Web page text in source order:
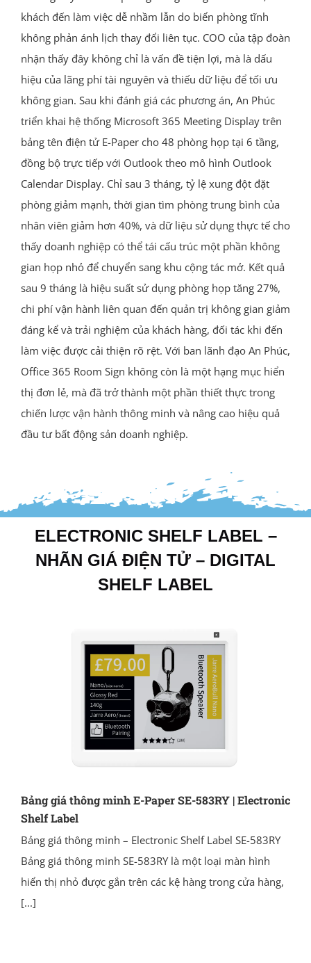
khách đến làm việc dễ nhầm lẫn do biển phòng tĩnh
không phản ánh lịch thay đổi liên tục. COO của tập đoàn
nhận thấy đây không chỉ là vấn đề tiện lợi, mà là dấu
hiệu của lãng phí tài nguyên và thiếu dữ liệu để tối ưu
không gian. Sau khi đánh giá các phương án, An Phúc
triển khai hệ thống Microsoft 365 Meeting Display trên
bảng tên điện tử E-Paper cho 48 phòng họp tại 6 tầng,
đồng bộ trực tiếp với Outlook theo mô hình Outlook
Calendar Display. Chỉ sau 3 tháng, tỷ lệ xung đột đặt
phòng giảm mạnh, thời gian tìm phòng trung bình của
nhân viên giảm hơn 40%, và dữ liệu sử dụng thực tế cho
thấy doanh nghiệp có thể tái cấu trúc một phần không
gian họp nhỏ để chuyển sang khu cộng tác mở. Kết quả
sau 9 tháng là hiệu suất sử dụng phòng họp tăng 27%,
chi phí vận hành liên quan đến quản trị không gian giảm
đáng kể và trải nghiệm của khách hàng, đối tác khi đến
làm việc được cải thiện rõ rệt. Với ban lãnh đạo An Phúc,
Office 365 Room Sign không còn là một hạng mục hiển
thị đơn lẻ, mà đã trở thành một phần thiết thực trong
chiến lược vận hành thông minh và nâng cao hiệu quả
đầu tư bất động sản doanh nghiệp.
ELECTRONIC SHELF LABEL –
NHÃN GIÁ ĐIỆN TỬ – DIGITAL
SHELF LABEL
Bảng giá thông minh E-Paper SE-583RY | Electronic
Shelf Label
Bảng giá thông minh – Electronic Shelf Label SE-583RY
Bảng giá thông minh SE-583RY là một loại màn hình
hiển thị nhỏ được gắn trên các kệ hàng trong cửa hàng,
[...]